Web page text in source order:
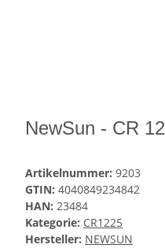
NewSun - CR
Artikelnummer: 9203
GTIN: 4040849234842
HAN: 23484
Kategorie: CR1225
Hersteller: NEWSUN